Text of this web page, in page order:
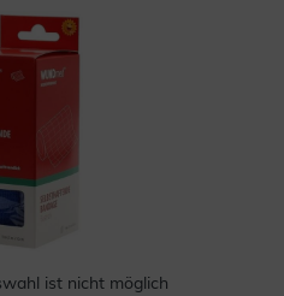
ist nicht möglich